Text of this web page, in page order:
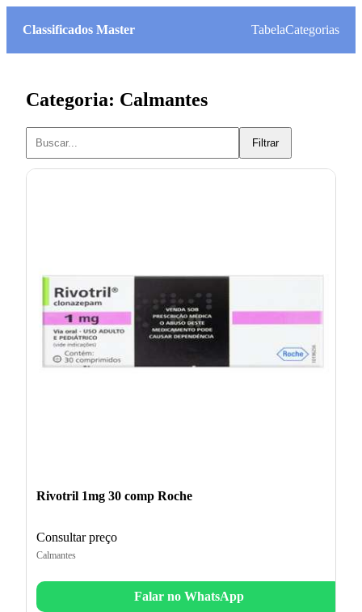
Classificados Master TabelaCategorias
Categoria: Calmantes
Filtrar
Rivotril 1mg 30 comp Roche
Consultar preço
Calmantes
Falar no WhatsApp